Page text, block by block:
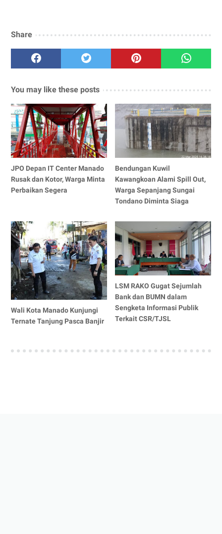
Share
You may like these posts
JPO Depan IT Center Manado
Rusak dan Kotor, Warga Minta
Perbaikan Segera
Bendungan Kuwil
Kawangkoan Alami Spill Out,
Warga Sepanjang Sungai
Tondano Diminta Siaga
Wali Kota Manado Kunjungi
Ternate Tanjung Pasca Banjir
LSM RAKO Gugat Sejumlah
Bank dan BUMN dalam
Sengketa Informasi Publik
Terkait CSR/TJSL